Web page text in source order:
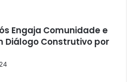
Engaja Comunidade e
Diálogo Construtivo por